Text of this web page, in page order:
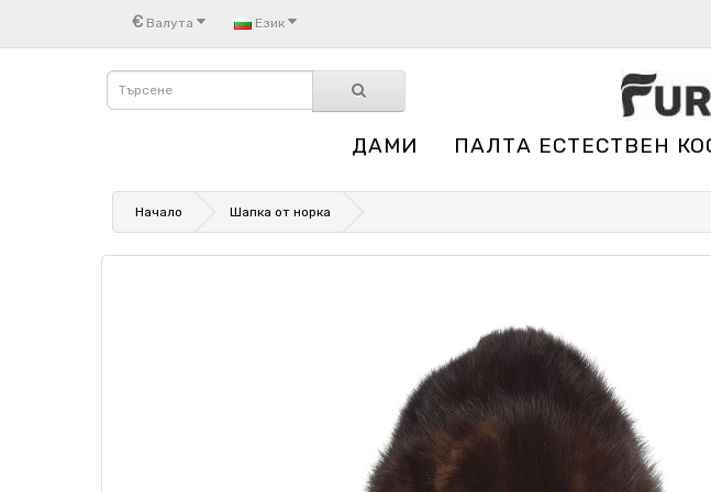
€ Валута Език
ДАМИ ПАЛТА ЕСТЕСТВЕН
Начало Шапка от норка